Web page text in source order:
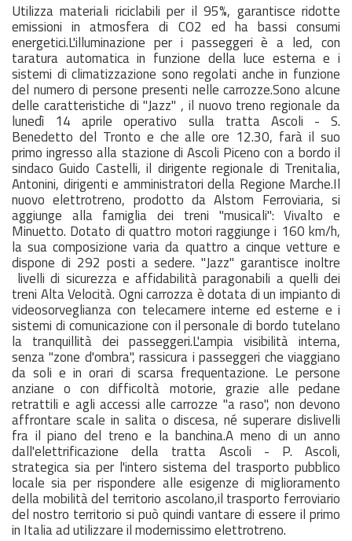
Utilizza materiali riciclabili per il 95%, garantisce ridotte
emissioni in atmosfera di CO2 ed ha bassi consumi
energetici.L'illuminazione per i passeggeri è a led, con
taratura automatica in funzione della luce esterna e i
sistemi di climatizzazione sono regolati anche in funzione
del numero di persone presenti nelle carrozze.Sono alcune
delle caratteristiche di "Jazz" , il nuovo treno regionale da
lunedì 14 aprile operativo sulla tratta Ascoli - S.
Benedetto del Tronto e che alle ore 12.30, farà il suo
primo ingresso alla stazione di Ascoli Piceno con a bordo il
sindaco Guido Castelli, il dirigente regionale di Trenitalia,
Antonini, dirigenti e amministratori della Regione Marche.Il
nuovo elettrotreno, prodotto da Alstom Ferroviaria, si
aggiunge alla famiglia dei treni "musicali": Vivalto e
Minuetto. Dotato di quattro motori raggiunge i 160 km/h,
la sua composizione varia da quattro a cinque vetture e
dispone di 292 posti a sedere. "Jazz" garantisce inoltre
livelli di sicurezza e affidabilità paragonabili a quelli dei
treni Alta Velocità. Ogni carrozza è dotata di un impianto di
videosorveglianza con telecamere interne ed esterne e i
sistemi di comunicazione con il personale di bordo tutelano
la tranquillità dei passeggeri.L'ampia visibilità interna,
senza "zone d'ombra", rassicura i passeggeri che viaggiano
da soli e in orari di scarsa frequentazione. Le persone
anziane o con difficoltà motorie, grazie alle pedane
retrattili e agli accessi alle carrozze "a raso", non devono
affrontare scale in salita o discesa, né superare dislivelli
fra il piano del treno e la banchina.A meno di un anno
dall'elettrificazione della tratta Ascoli - P. Ascoli,
strategica sia per l'intero sistema del trasporto pubblico
locale sia per rispondere alle esigenze di miglioramento
della mobilità del territorio ascolano,il trasporto ferroviario
del nostro territorio si può quindi vantare di essere il primo
in Italia ad utilizzare il modernissimo elettrotreno.